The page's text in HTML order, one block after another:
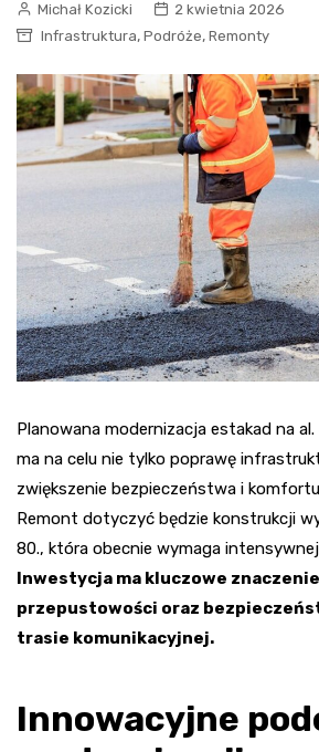
Michał Kozicki
2 kwietnia 2026
Infrastruktura, Podróże, Remonty
Planowana modernizacja estakad na
ma na celu nie tylko poprawę
zwiększenie bezpieczeństwa i
Remont dotyczyć będzie konstrukcji
80., która obecnie wymaga
Inwestycja ma kluczowe
przepustowości oraz
trasie komunikacyjnej.
Innowacyjne